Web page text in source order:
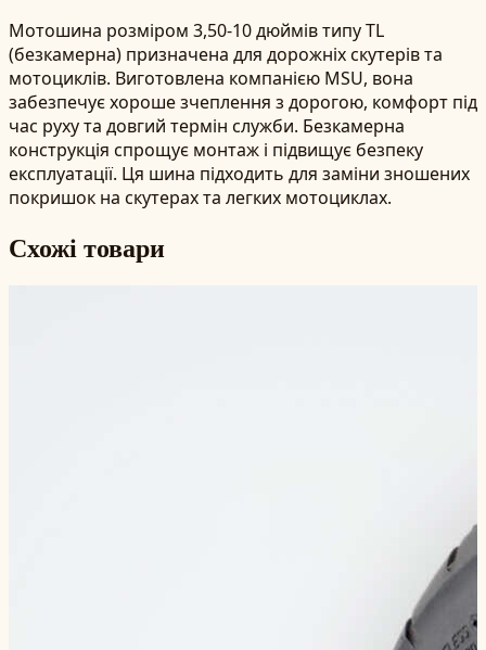
Мотошина розміром 3,50-10 дюймів типу TL
(безкамерна) призначена для дорожніх скутерів та
мотоциклів. Виготовлена компанією MSU, вона
забезпечує хороше зчеплення з дорогою, комфорт під
час руху та довгий термін служби. Безкамерна
конструкція спрощує монтаж і підвищує безпеку
експлуатації. Ця шина підходить для заміни зношених
покришок на скутерах та легких мотоциклах.
Схожі товари